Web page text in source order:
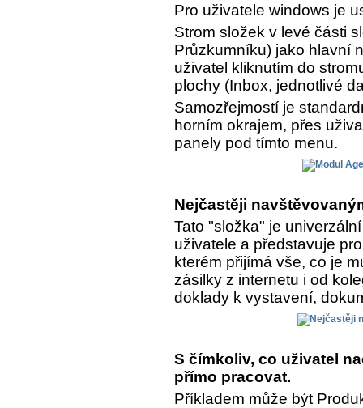
Pro uživatele windows je
Strom složek v levé části
Průzkumníku) jako hlavní
uživatel kliknutím do
plochy (Inbox, jednotlivé
Samozřejmostí je
horním okrajem, přes
panely pod tímto menu.
Nejčastěji
Tato "složka" je
uživatele a představuje
kterém přijímá vše, co je
zásilky z internetu i od
doklady k vystavení,
S čímkoliv, co uživatel
přímo pracovat.
Příkladem může být